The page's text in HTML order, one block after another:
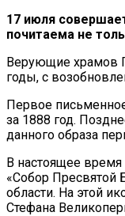
17 июля
почитаема не
Верующие храмов
годы, с
Первое
за 1888 год.
данного образа
В настоящее
«Собор Пресвятой
области. На этой
Стефана